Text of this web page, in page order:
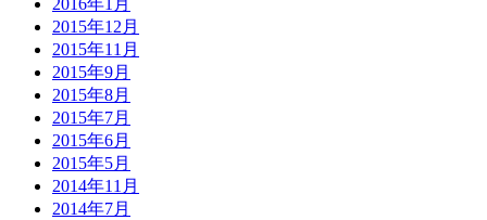
2016年1月
2015年12月
2015年11月
2015年9月
2015年8月
2015年7月
2015年6月
2015年5月
2014年11月
2014年7月